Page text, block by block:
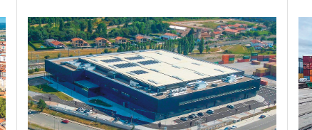
primer tramo sobre el agua. Se trata de la pieza
nueve, una estructura que tiene una longitud de 33
metros, una anchura de 8,3 metros y un peso
aproximado de 71 toneladas, que ha sido instalada
en la mar